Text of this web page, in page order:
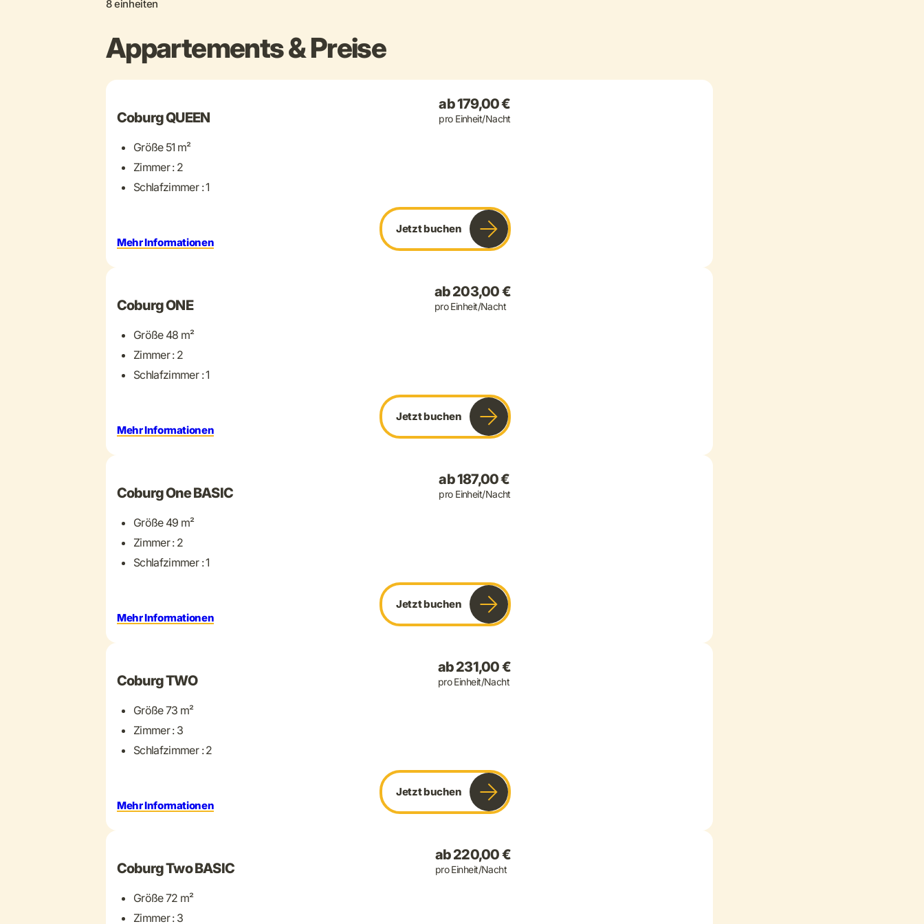
8 einheiten
Appartements & Preise
+ 11 mehr
Coburg QUEEN
Größe 51 m²
Zimmer : 2
Schlafzimmer : 1
ab 179,00 €
pro Einheit/Nacht
Mehr Informationen
Jetzt buchen
Coburg ONE
Größe 48 m²
Zimmer : 2
Schlafzimmer : 1
ab 203,00 €
pro Einheit/Nacht
Mehr Informationen
Jetzt buchen
Coburg One BASIC
Größe 49 m²
Zimmer : 2
Schlafzimmer : 1
ab 187,00 €
pro Einheit/Nacht
Mehr Informationen
Jetzt buchen
Coburg TWO
Größe 73 m²
Zimmer : 3
Schlafzimmer : 2
ab 231,00 €
pro Einheit/Nacht
Mehr Informationen
Jetzt buchen
Coburg Two BASIC
Größe 72 m²
Zimmer : 3
ab 220,00 €
pro Einheit/Nacht